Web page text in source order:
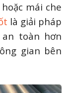
mái che
là giải pháp
toàn hơn
gian bên